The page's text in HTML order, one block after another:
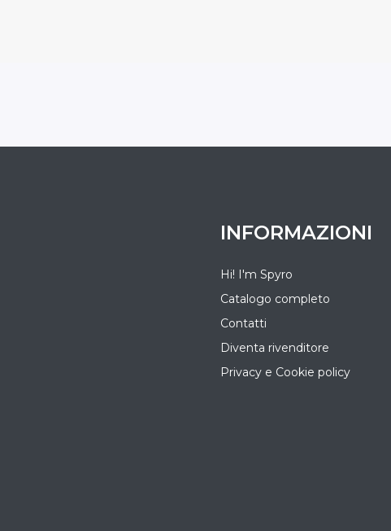
INFORMAZIONI
Hi! I'm Spyro
Catalogo completo
Contatti
Diventa rivenditore
Privacy e Cookie policy